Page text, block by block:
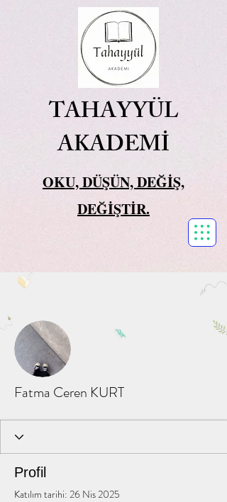
TAHAYYÜL
AKADEMİ
OKU, DÜŞÜN, DEĞİŞ,
DEĞİŞTİR.
Mesaj
Fatma Ceren KURT
Profil
Katılım tarihi: 26 Nis 2025